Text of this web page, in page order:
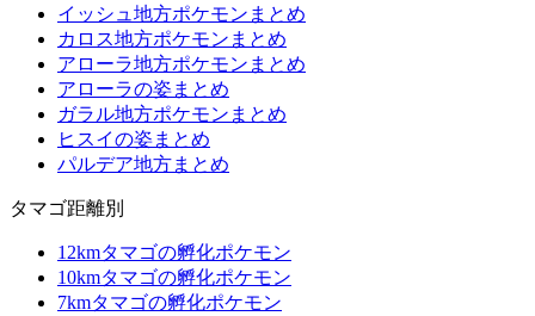
イッシュ地方ポケモンまとめ
カロス地方ポケモンまとめ
アローラ地方ポケモンまとめ
アローラの姿まとめ
ガラル地方ポケモンまとめ
ヒスイの姿まとめ
パルデア地方まとめ
タマゴ距離別
12kmタマゴの孵化ポケモン
10kmタマゴの孵化ポケモン
7kmタマゴの孵化ポケモン